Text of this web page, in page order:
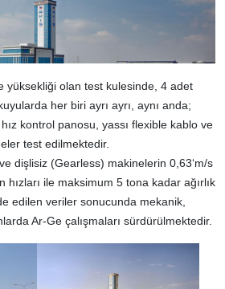
yüksekliği olan test kulesinde, 4 adet
her biri ayrı ayrı, aynı anda;
kontrol panosu, yassı flexible kablo ve
test edilmektedir.
dişlisiz (Gearless) makinelerin 0,63‘m/s
hızları ile maksimum 5 tona kadar ağırlık
edilen veriler sonucunda mekanik,
Ar-Ge çalışmaları sürdürülmektedir.